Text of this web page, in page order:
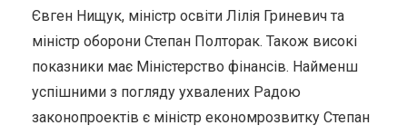
Євген Нищук, міністр освіти Лілія Гриневич та
міністр оборони Степан Полторак. Також високі
показники має Міністерство фінансів. Найменш
успішними з погляду ухвалених Радою
законопроектів є міністр економрозвитку Степан